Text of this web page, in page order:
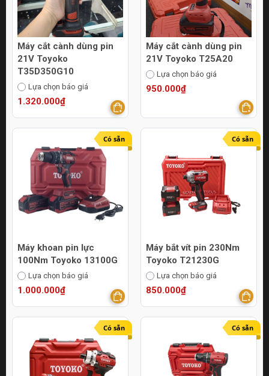
Máy cắt cành dùng pin
21V Toyoko
T35D350G10
Lựa chọn báo giá
1.320.000₫
Máy cắt cành dùng pin
21V Toyoko T25A20
Lựa chọn báo giá
950.000₫
Có sẵn
Máy khoan pin lực
100Nm Toyoko 13100G
Lựa chọn báo giá
1.000.000₫
Có sẵn
Máy bắt vít pin 230Nm
Toyoko T21230G
Lựa chọn báo giá
850.000₫
Có sẵn Có sẵn